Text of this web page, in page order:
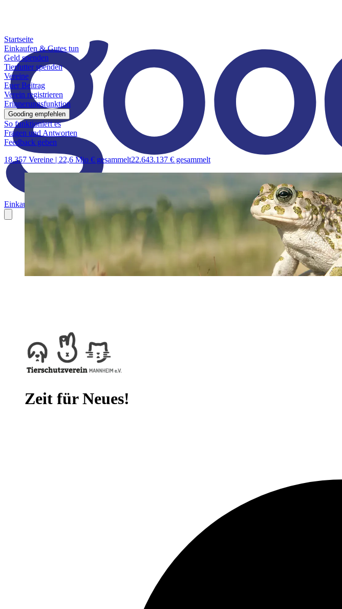
Einkaufen & Gutes tun Tierfutter spenden VereineEuer Beitrag
Startseite
Einkaufen & Gutes tun
Geld spenden
Tierfutter spenden
Vereine
Euer Beitrag
Verein registrieren
Erinnerungsfunktion
Gooding empfehlen
So funktioniert es
Fragen und Antworten
Feedback geben
18.357 Vereine | 22,6 Mio € gesammelt22.643.137 € gesammelt
Zeit für Neues!